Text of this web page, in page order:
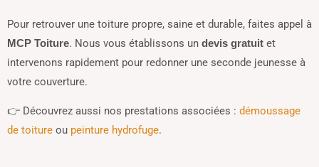
Pour retrouver une toiture propre, saine et durable, faites appel à
MCP Toiture. Nous vous établissons un devis gratuit et
intervenons rapidement pour redonner une seconde jeunesse à
votre couverture.
👉 Découvrez aussi nos prestations associées : démoussage
de toiture ou peinture hydrofuge.